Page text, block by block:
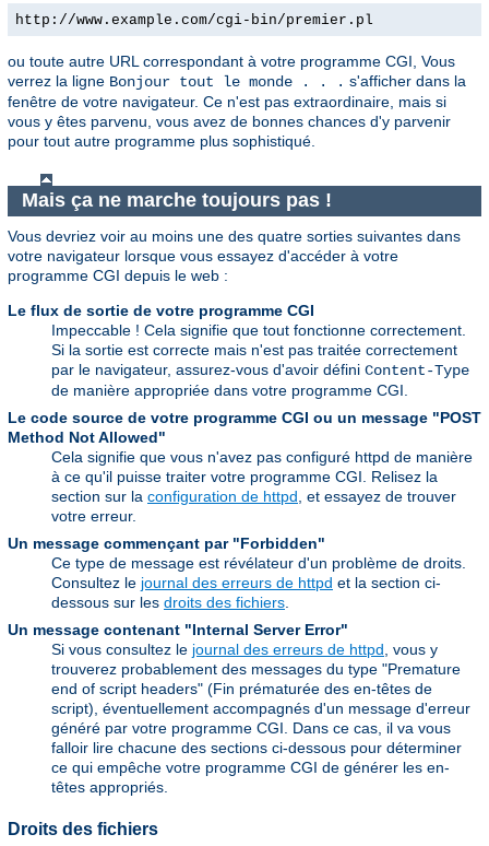
http://www.example.com/cgi-bin/premier.pl
ou toute autre URL correspondant à votre programme CGI, Vous
verrez la ligne Bonjour tout le monde . . . s'afficher dans la
fenêtre de votre navigateur. Ce n'est pas extraordinaire, mais si
vous y êtes parvenu, vous avez de bonnes chances d'y parvenir
pour tout autre programme plus sophistiqué.
Mais ça ne marche toujours pas !
Vous devriez voir au moins une des quatre sorties suivantes dans
votre navigateur lorsque vous essayez d'accéder à votre
programme CGI depuis le web :
Le flux de sortie de votre programme CGI
Impeccable ! Cela signifie que tout fonctionne correctement.
Si la sortie est correcte mais n'est pas traitée correctement
par le navigateur, assurez-vous d'avoir défini Content-Type
de manière appropriée dans votre programme CGI.
Le code source de votre programme CGI ou un message "POST
Method Not Allowed"
Cela signifie que vous n'avez pas configuré httpd de manière
à ce qu'il puisse traiter votre programme CGI. Relisez la
section sur la configuration de httpd , et essayez de trouver
votre erreur.
Un message commençant par "Forbidden"
Ce type de message est révélateur d'un problème de droits.
Consultez le journal des erreurs de httpd et la section ci-
dessous sur les droits des fichiers
Un message contenant "Internal Server Error"
Si vous consultez le journal des erreurs de httpd , vous y
trouverez probablement des messages du type "Premature
end of script headers" (Fin prématurée des en-têtes de
script), éventuellement accompagnés d'un message d'erreur
généré par votre programme CGI. Dans ce cas, il va vous
falloir lire chacune des sections ci-dessous pour déterminer
ce qui empêche votre programme CGI de générer les en-
têtes appropriés.
Droits des fichiers